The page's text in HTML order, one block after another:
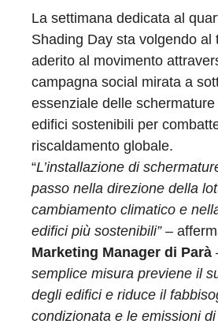
La settimana dedicata al
Shading Day sta volgendo al
aderito al movimento
campagna social mirata a
essenziale delle
edifici sostenibili per
riscaldamento globale.
“L’installazione di
passo nella direzione della
cambiamento climatico e
edifici più sostenibili” –
Marketing Manager di Parà
semplice misura previene il
degli edifici e riduce il
condizionata e le emissioni